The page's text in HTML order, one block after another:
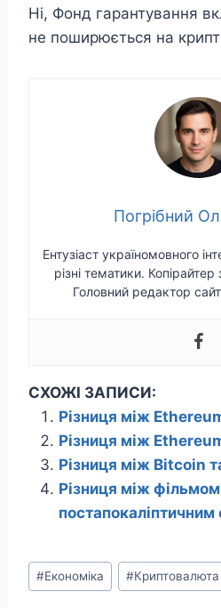
Ні, Фонд гарантування
не поширюється на
Погрібний
Ентузіаст україномовного
різні тематики.
Головний редактор
СХОЖІ ЗАПИСИ:
Різниця між
Різниця між
Різниця між Bitcoin
Різниця між
Позначки
запису:
#Економіка #Криптовалюта